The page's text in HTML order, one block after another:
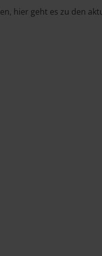
hier geht es zu den